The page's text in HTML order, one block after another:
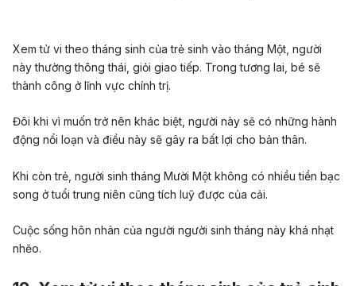
Xem tử vi theo tháng sinh của trẻ sinh vào tháng Một, người
này thường thông thái, giỏi giao tiếp. Trong tương lai, bé sẽ
thành công ở lĩnh vực chính trị.
Đôi khi vì muốn trở nên khác biệt, người này sẽ có những hành
động nổi loạn và điều này sẽ gây ra bất lợi cho bản thân.
Khi còn trẻ, người sinh tháng Mười Một không có nhiều tiền bạc
song ở tuổi trung niên cũng tích luỹ được của cải.
Cuộc sống hôn nhân của người người sinh tháng này khá nhạt
nhẽo.